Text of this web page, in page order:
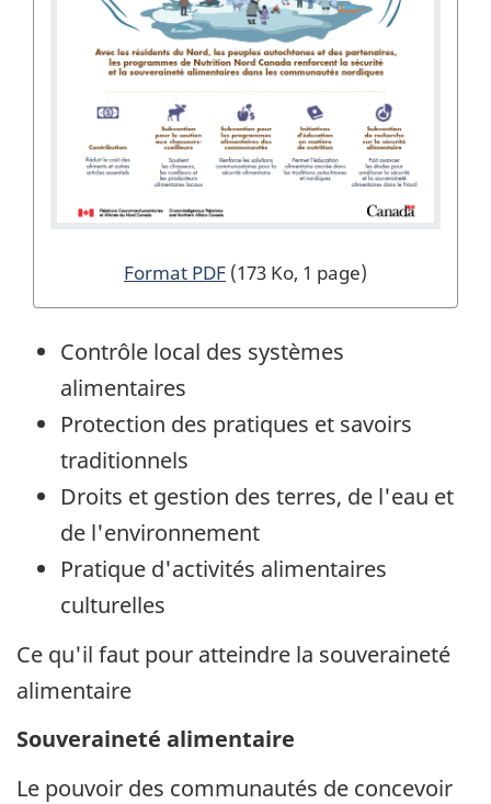
Format PDF (173 Ko, 1 page)
Contrôle local des systèmes
alimentaires
Protection des pratiques et savoirs
traditionnels
Droits et gestion des terres, de l'eau et
de l'environnement
Pratique d'activités alimentaires
culturelles
Ce qu'il faut pour atteindre la souveraineté
alimentaire
Souveraineté alimentaire
Le pouvoir des communautés de concevoir